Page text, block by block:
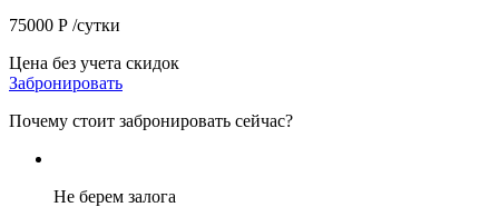
75000 Р /сутки
Цена без учета скидок
Забронировать
Почему стоит забронировать сейчас?
Не берем залога